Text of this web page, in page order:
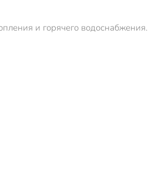
и горячего водоснабжения.